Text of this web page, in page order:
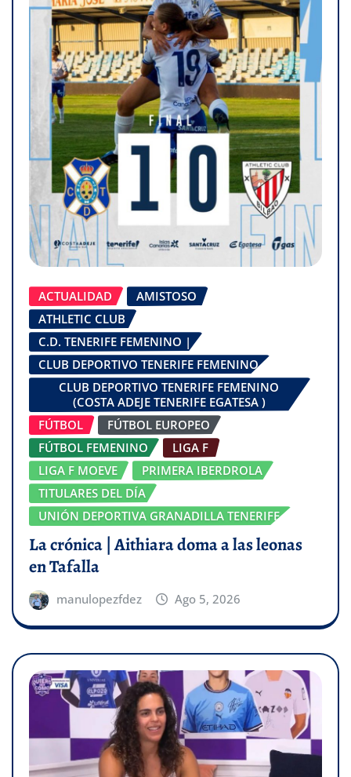
ACTUALIDAD
AMISTOSO
ATHLETIC CLUB
C.D. TENERIFE FEMENINO |
CLUB DEPORTIVO TENERIFE FEMENINO
CLUB DEPORTIVO TENERIFE FEMENINO
(COSTA ADEJE TENERIFE EGATESA )
FÚTBOL
FÚTBOL EUROPEO
FÚTBOL FEMENINO
LIGA F
LIGA F MOEVE
PRIMERA IBERDROLA
TITULARES DEL DÍA
UNIÓN DEPORTIVA GRANADILLA TENERIFE
La crónica | Aithiara doma a las leonas
en Tafalla
manulopezfdez Ago 5, 2026